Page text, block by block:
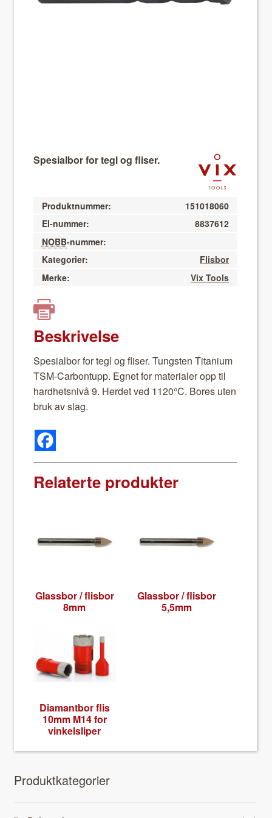
Spesialbor for tegl og fliser.
Produktnummer:
151018060
El-nummer:
8837612
NOBB-nummer:
Kategorier:
Flisbor
Merke:
Vix Tools
Beskrivelse
Spe­sial­bor for tegl og flis­er. Tung­sten Tita­ni­um
TSM-Car­bon­tupp. Egnet for mate­ri­aler opp til
hard­het­snivå 9. Herdet ved 1120°C. Bores uten
bruk av slag.
Relaterte produkter
Glass­bor / flis­bor
8mm
Glass­bor / flis­bor
5,5mm
Dia­mant­bor flis
10mm M14 for
vinkel­sliper
Pro­duk­tkat­e­gori­er